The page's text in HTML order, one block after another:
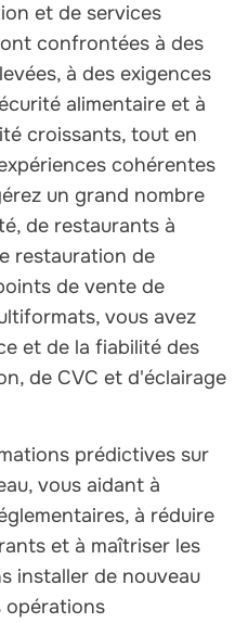
et de services
confrontées à des
à des exigences
alimentaire et à
croissants, tout en
cohérentes
un grand nombre
de restaurants à
restauration de
de vente de
vous avez
et de la fiabilité des
de CVC et d'éclairage
prédictives sur
vous aidant à
à réduire
et à maîtriser les
installer de nouveau
opérations